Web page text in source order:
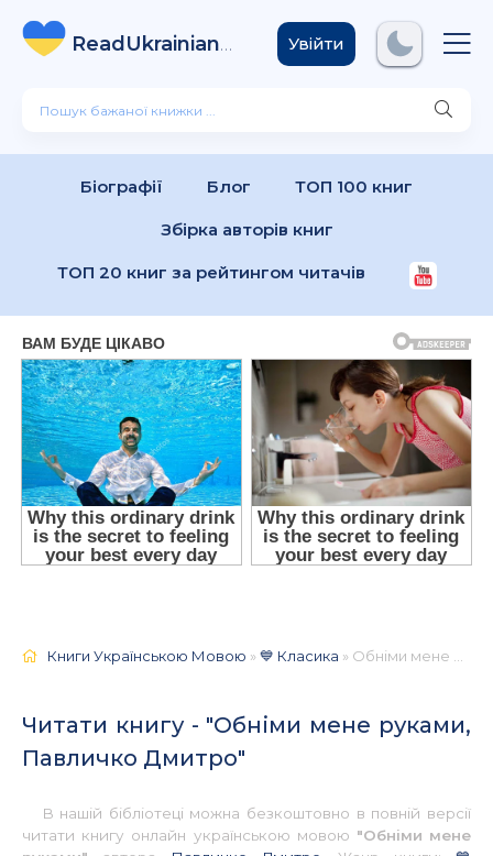
ReadUkrainian
Books .com
Увійти
Біографії Блог ТОП 100 книг
Збірка авторів книг
ТОП 20 книг за рейтингом читачів
Книги Українською Мовою »💙 Класика » Обніми мене руками, Павличко Дмитро 📚 - Українською
Читати книгу - "Обніми мене руками,
Павличко Дмитро"
В нашій бібліотеці можна безкоштовно в повній версії
читати книгу онлайн українською мовою "Обніми мене